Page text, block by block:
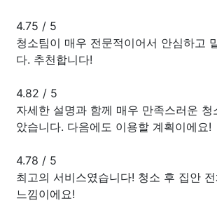
4.75 / 5
청소팀이 매우 전문적이어서 안심하고
다. 추천합니다!
4.82 / 5
자세한 설명과 함께 매우 만족스러운 청
았습니다. 다음에도 이용할 계획이에요!
4.78 / 5
최고의 서비스였습니다! 청소 후 집안
느낌이에요!